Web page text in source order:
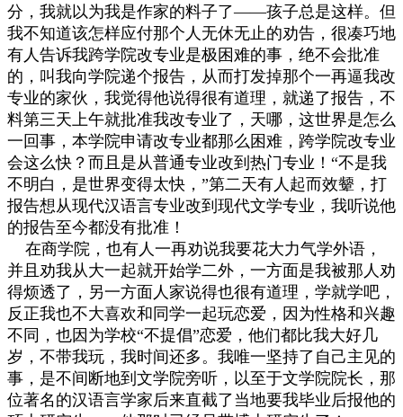
分，我就以为我是作家的料子了——孩子总是这样。但
我不知道该怎样应付那个人无休无止的劝告，很凑巧地
有人告诉我跨学院改专业是极困难的事，绝不会批准
的，叫我向学院递个报告，从而打发掉那个一再逼我改
专业的家伙，我觉得他说得很有道理，就递了报告，不
料第三天上午就批准我改专业了，天哪，这世界是怎么
一回事，本学院申请改专业都那么困难，跨学院改专业
会这么快？而且是从普通专业改到热门专业！ “不是我
不明白，是世界变得太快， ”第二天有人起而效颦，打
报告想从现代汉语言专业改到现代文学专业，我听说他
的报告至今都没有批准！
在商学院，也有人一再劝说我要花大力气学外语，
并且劝我从大一起就开始学二外，一方面是我被那人劝
得烦透了，另一方面人家说得也很有道理，学就学吧，
反正我也不大喜欢和同学一起玩恋爱，因为性格和兴趣
不同，也因为学校“不提倡”恋爱，他们都比我大好几
岁，不带我玩，我时间还多。我唯一坚持了自己主见的
事，是不间断地到文学院旁听，以至于文学院院长，那
位著名的汉语言学家后来直截了当地要我毕业后报他的